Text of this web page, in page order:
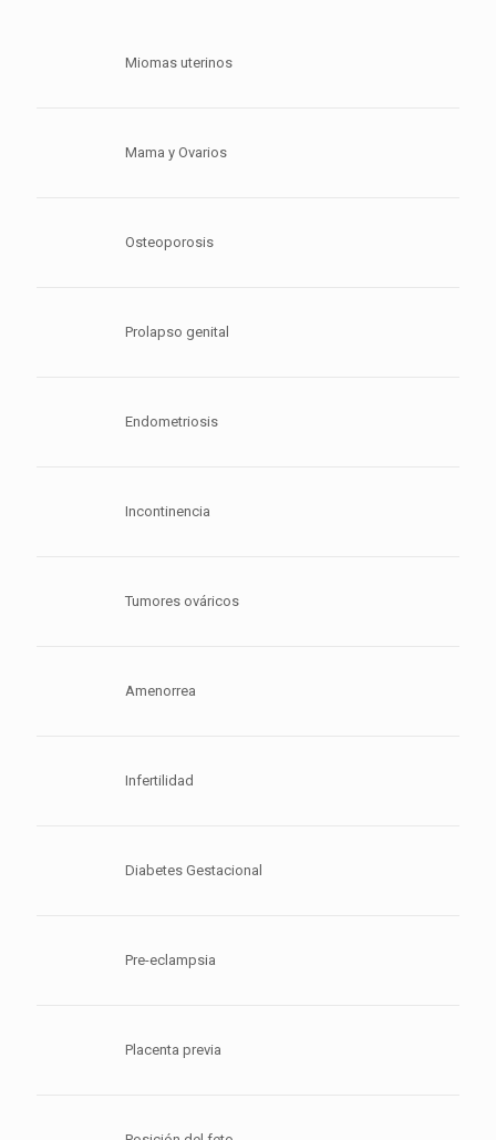
Miomas uterinos
Mama y Ovarios
Osteoporosis
Prolapso genital
Endometriosis
Incontinencia
Tumores ováricos
Amenorrea
Infertilidad
Diabetes Gestacional
Pre-eclampsia
Placenta previa